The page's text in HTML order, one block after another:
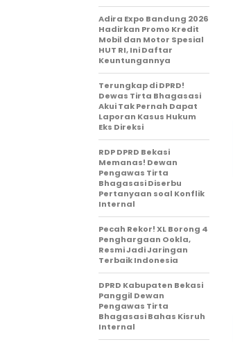
Adira Expo Bandung 2026
Hadirkan Promo Kredit
Mobil dan Motor Spesial
HUT RI, Ini Daftar
Keuntungannya
Terungkap di DPRD!
Dewas Tirta Bhagasasi
Akui Tak Pernah Dapat
Laporan Kasus Hukum
Eks Direksi
RDP DPRD Bekasi
Memanas! Dewan
Pengawas Tirta
Bhagasasi Diserbu
Pertanyaan soal Konflik
Internal
Pecah Rekor! XL Borong 4
Penghargaan Ookla,
Resmi Jadi Jaringan
Terbaik Indonesia
DPRD Kabupaten Bekasi
Panggil Dewan
Pengawas Tirta
Bhagasasi Bahas Kisruh
Internal